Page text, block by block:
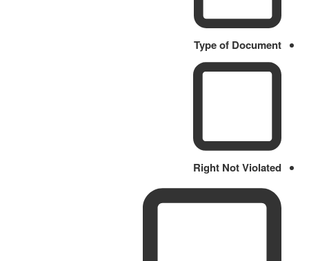
Type of Document
Right Not Violated